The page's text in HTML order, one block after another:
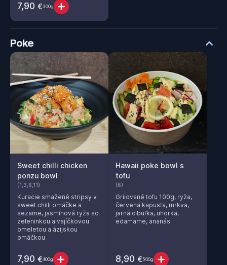
7,90 €300g
Poke
Sweet chilli chicken
ponzu bowl
(1,3,6,11)
Kuracie smažené stripsy v
sweet chilli omáčke a
sezame, jasmínová ryža so
zeleninkou a vajíčkovou
omeletou a ázijskou
omáčkou
7,90 €400g
Hawaii poke bowl s
tofu
(6)
Grilované tofu 100g, ryža,
červená kapusta, mrkva,
jarná cibuľka, uhorka,
edamame, ananás
8,90 €500g